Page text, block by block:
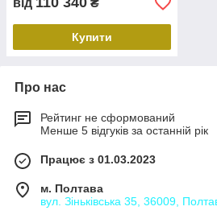
від ₴
Купити
Про нас
Рейтинг не сформований
Менше 5 відгуків за останній рік
Працює з 01.03.2023
м. Полтава
вул. Зіньківська 35, 36009,